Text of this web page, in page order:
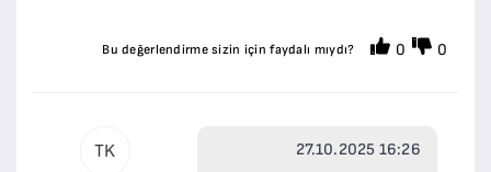
Bu değerlendirme sizin için faydalı mıydı? 0 0
TK
27.10.2025 16:26